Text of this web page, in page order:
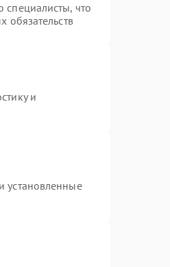
что
обязательств
и
установленные